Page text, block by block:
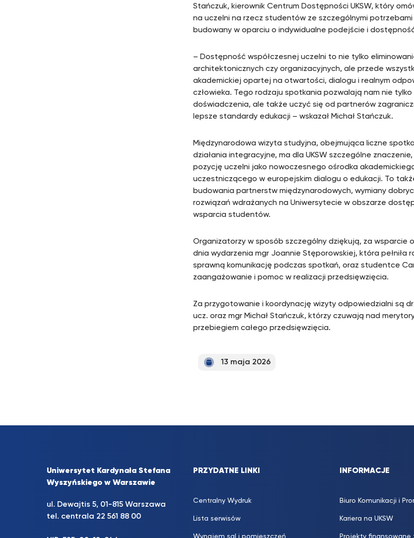
Stańczuk, kierownik Centrum Dostępności UKSW, który
na uczelni na rzecz studentów ze szczególnymi
budowany w oparciu o indywidualne podejście i
– Dostępność współczesnej uczelni to nie tylko
architektonicznych czy organizacyjnych, ale przede
akademickiej opartej na otwartości, dialogu i realnym
człowieka. Tego rodzaju spotkania pozwalają nam nie
doświadczenia, ale także uczyć się od partnerów
lepsze standardy edukacji – wskazał Michał Stańczuk.
Międzynarodowa wizyta studyjna, obejmująca liczne
działania integracyjne, ma dla UKSW szczególne
pozycję uczelni jako nowoczesnego ośrodka
uczestniczącego w europejskim dialogu o edukacji. To
budowania partnerstw międzynarodowych, wymiany
rozwiązań wdrażanych na Uniwersytecie w obszarze
wsparcia studentów.
Organizatorzy w sposób szczególny dziękują, za wsparcie
dnia wydarzenia mgr Joannie Stęporowskiej, która pełniła
sprawną komunikację podczas spotkań, oraz studentce
zaangażowanie i pomoc w realizacji przedsięwzięcia.
Za przygotowanie i koordynację wizyty odpowiedzialni są dr
ucz. oraz mgr Michał Stańczuk, którzy czuwają nad
przebiegiem całego przedsięwzięcia.
13 maja 2026
Uniwersytet Kardynała Stefana
Wyszyńskiego w Warszawie
ul. Dewajtis 5, 01-815 Warszawa
tel. centrala 22 561 88 00
PRZYDATNE LINKI
Centralny Wydruk
Lista serwisów
Wynajem sal i pomieszczeń
INFORMACJE
Biuro Komunikacji i
Kariera na UKSW
Projekty finansowane